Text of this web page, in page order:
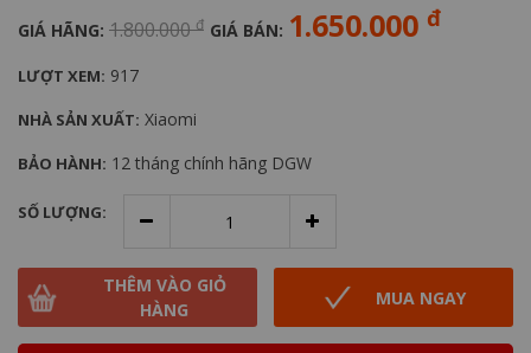
GIÁ HÃNG: 1.800.000đ GIÁ BÁN: 1.650.000 đ
LƯỢT XEM: 917
NHÀ SẢN XUẤT: Xiaomi
BẢO HÀNH: 12 tháng chính hãng DGW
SỐ LƯỢNG:
THÊM VÀO GIỎ
HÀNG
MUA NGAY